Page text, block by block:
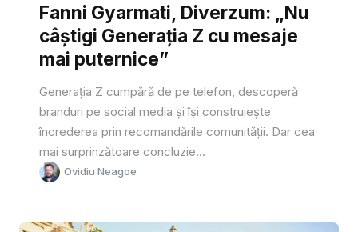
Fanni Gyarmati, Diverzum: „Nu
câștigi Generația Z cu mesaje
mai puternice”
Generația Z cumpără de pe telefon, descoperă
branduri pe social media și își construiește
încrederea prin recomandările comunității. Dar cea
mai surprinzătoare concluzie...
Ovidiu Neagoe